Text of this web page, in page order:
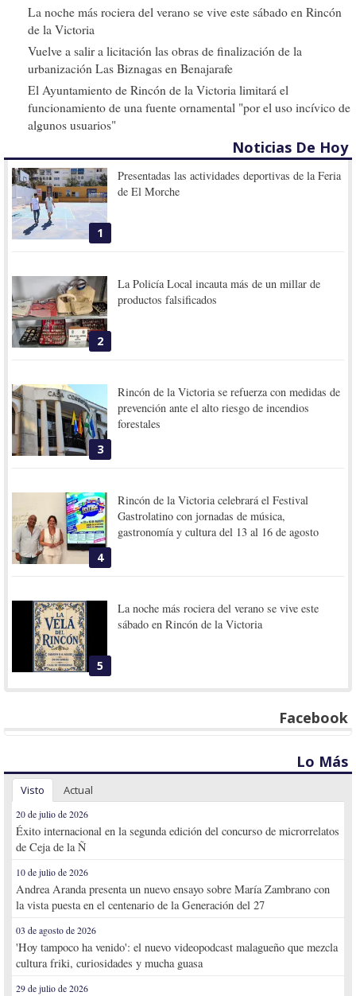
La noche más rociera del verano se vive este sábado en Rincón
de la Victoria
Vuelve a salir a licitación las obras de finalización de la
urbanización Las Biznagas en Benajarafe
El Ayuntamiento de Rincón de la Victoria limitará el
funcionamiento de una fuente ornamental "por el uso incívico de
algunos usuarios"
Noticias De Hoy
1
Presentadas las actividades deportivas de la Feria
de El Morche
2
La Policía Local incauta más de un millar de
productos falsificados
3
Rincón de la Victoria se refuerza con medidas de
prevención ante el alto riesgo de incendios
forestales
4
Rincón de la Victoria celebrará el Festival
Gastrolatino con jornadas de música,
gastronomía y cultura del 13 al 16 de agosto
5
La noche más rociera del verano se vive este
sábado en Rincón de la Victoria
Facebook
Lo Más
Visto Actual
20 de julio de 2026
Éxito internacional en la segunda edición del concurso de microrrelatos
de Ceja de la Ñ
10 de julio de 2026
Andrea Aranda presenta un nuevo ensayo sobre María Zambrano con
la vista puesta en el centenario de la Generación del 27
03 de agosto de 2026
'Hoy tampoco ha venido': el nuevo videopodcast malagueño que mezcla
cultura friki, curiosidades y mucha guasa
29 de julio de 2026